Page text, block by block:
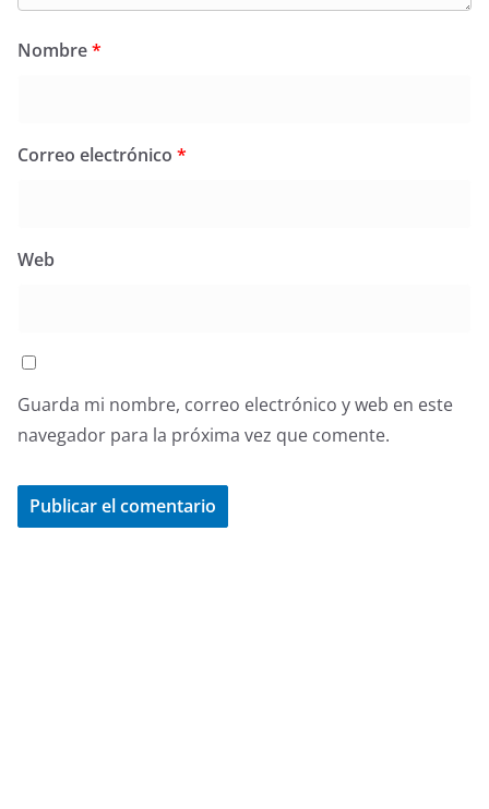
Nombre*
Correo electrónico *
Web
Guarda mi nombre, correo electrónico y web en este
navegador para la próxima vez que comente.